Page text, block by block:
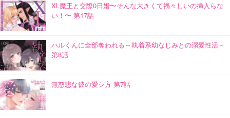
XL魔王と交際0日婚〜そんな大きくて禍々しいの挿入らな
い！〜 第17話
ハルくんに全部奪われる～執着系幼なじみとの溺愛性活～
第8話
無慈悲な彼の愛シ方 第7話